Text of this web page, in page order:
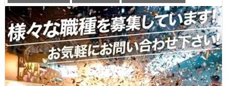
髪型・髪色自由 交通費支給